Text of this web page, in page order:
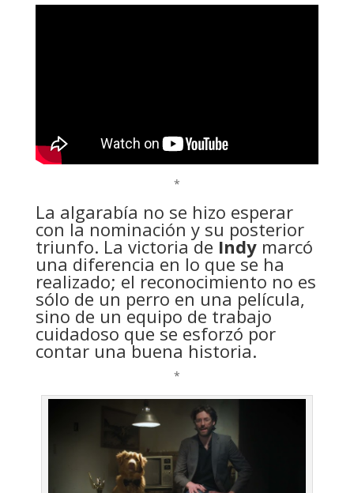
*
La algarabía no se hizo esperar
con la nominación y su posterior
triunfo. La victoria de Indymarcó
una diferencia en lo que se ha
realizado; el reconocimiento no es
sólo de un perro en una película,
sino de un equipo de trabajo
cuidadoso que se esforzó por
contar una buena historia.
*